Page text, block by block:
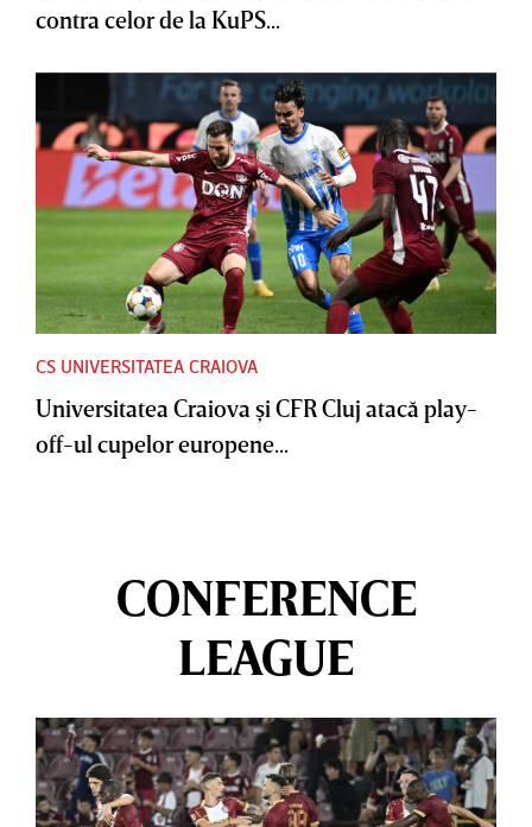
contra celor de la KuPS...
CS UNIVERSITATEA CRAIOVA
Universitatea Craiova şi CFR Cluj atacă play-
off-ul cupelor europene...
CONFERENCE
LEAGUE